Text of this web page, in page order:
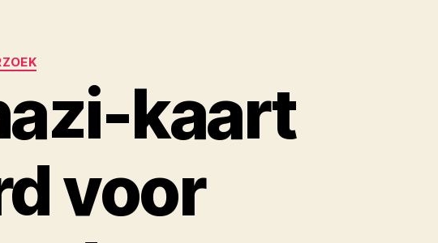
kaart
voor